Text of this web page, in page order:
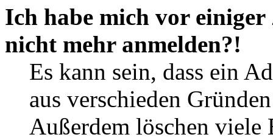
Ich habe mich vor
nicht mehr anmelden?!
Es kann sein, dass ein
aus verschieden
Außerdem löschen viele